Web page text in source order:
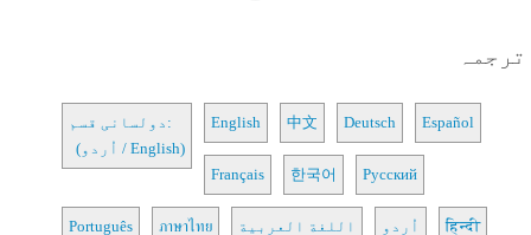
ترجمہ
دولسانی قسم:
(اُردو / English)
English 中文 Deutsch Español
Français 한국어 Русский
Português ภาษาไทย اللغة العربية اُردو हिन्दी